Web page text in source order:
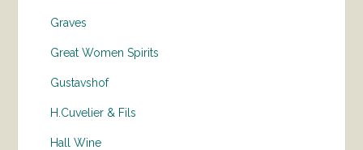
Graves
Great Women Spirits
Gustavshof
H.Cuvelier & Fils
Hall Wine